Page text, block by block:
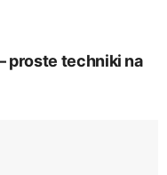
proste techniki na